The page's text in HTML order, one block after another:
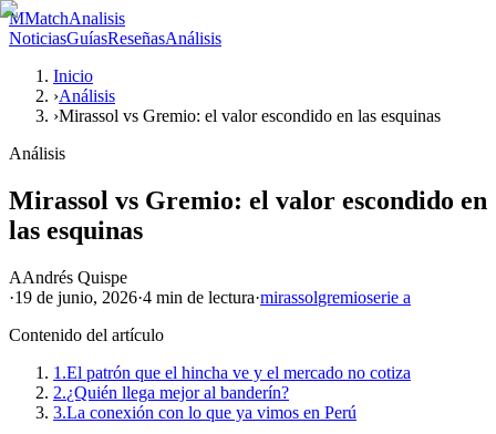
MMatchAnalisis
NoticiasGuíasReseñasAnálisis
Inicio
›Análisis
›Mirassol vs Gremio: el valor escondido en las esquinas
Análisis
Mirassol vs Gremio: el valor escondido en
las esquinas
AAndrés Quispe
·19 de junio, 2026·4 min de lectura·mirassolgremioserie a
Contenido del artículo
1.El patrón que el hincha ve y el mercado no cotiza
2.¿Quién llega mejor al banderín?
3.La conexión con lo que ya vimos en Perú